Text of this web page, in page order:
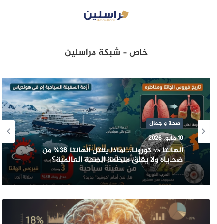
خاص - شبكة مراسلين
صحة و جمال
10 مايو، 2026
الهانتا vs كورونا.. لماذا يقتل الهانتا 38% من
ضحاياه ولا يقلق منظمة الصحة العالمية؟